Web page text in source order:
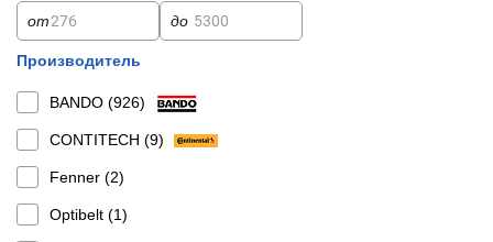
от до
Производитель
BANDO (926)
CONTITECH (9)
Fenner (2)
Optibelt (1)